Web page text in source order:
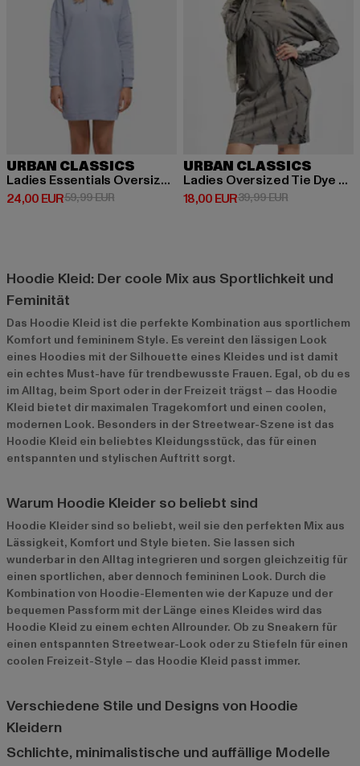
URBAN CLASSICS
Ladies Essentials Oversized Terry
24,00 EUR
Derzeitiger Preis: 24,00 EUR
59,99 EURAktionspreis: 59,99 EUR
URBAN CLASSICS
Ladies Oversized Tie Dye Hoody
18,00 EUR
Derzeitiger Preis: 18,00 EUR
39,99 EURAktionspreis:
Hoodie Kleid: Der coole Mix aus Sportlichkeit und
Feminität
Das Hoodie Kleid ist die perfekte Kombination aus sportlichem
Komfort und femininem Style. Es vereint den lässigen Look
eines Hoodies mit der Silhouette eines Kleides und ist damit
ein echtes Must-have für trendbewusste Frauen. Egal, ob du es
im Alltag, beim Sport oder in der Freizeit trägst – das Hoodie
Kleid bietet dir maximalen Tragekomfort und einen coolen,
modernen Look. Besonders in der Streetwear-Szene ist das
Hoodie Kleid ein beliebtes Kleidungsstück, das für einen
entspannten und stylischen Auftritt sorgt.
Warum Hoodie Kleider so beliebt sind
Hoodie Kleider sind so beliebt, weil sie den perfekten Mix aus
Lässigkeit, Komfort und Style bieten. Sie lassen sich
wunderbar in den Alltag integrieren und sorgen gleichzeitig für
einen sportlichen, aber dennoch femininen Look. Durch die
Kombination von Hoodie-Elementen wie der Kapuze und der
bequemen Passform mit der Länge eines Kleides wird das
Hoodie Kleid zu einem echten Allrounder. Ob zu Sneakern für
einen entspannten Streetwear-Look oder zu Stiefeln für einen
coolen Freizeit-Style – das Hoodie Kleid passt immer.
Verschiedene Stile und Designs von Hoodie
Kleidern
Schlichte, minimalistische und auffällige Modelle